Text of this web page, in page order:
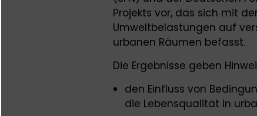
Projekts vor, das sich mit
Umweltbelastungen auf
urbanen Räumen befasst.
Die Ergebnisse geben
den Einfluss von
die Lebensqualität in